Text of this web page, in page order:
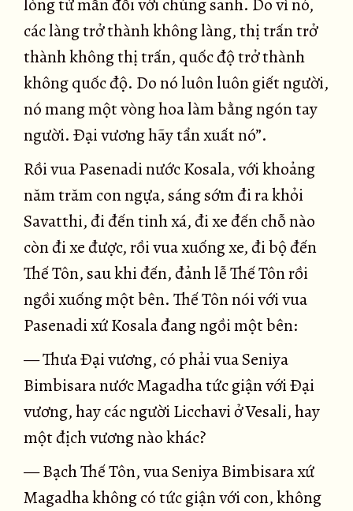
lòng từ mẫn đối với chúng sanh. Do vì nó,
các làng trở thành không làng, thị trấn trở
thành không thị trấn, quốc độ trở thành
không quốc độ. Do nó luôn luôn giết người,
nó mang một vòng hoa làm bằng ngón tay
người. Ðại vương hãy tẩn xuất nó”.
Rồi vua Pasenadi nước Kosala, với khoảng
năm trăm con ngựa, sáng sớm đi ra khỏi
Savatthi, đi đến tinh xá, đi xe đến chỗ nào
còn đi xe được, rồi vua xuống xe, đi bộ đến
Thế Tôn, sau khi đến, đảnh lễ Thế Tôn rồi
ngồi xuống một bên. Thế Tôn nói với vua
Pasenadi xứ Kosala đang ngồi một bên:
— Thưa Ðại vương, có phải vua Seniya
Bimbisara nước Magadha tức giận với Ðại
vương, hay các người Licchavi ở Vesali, hay
một địch vương nào khác?
— Bạch Thế Tôn, vua Seniya Bimbisara xứ
Magadha không có tức giận với con, không